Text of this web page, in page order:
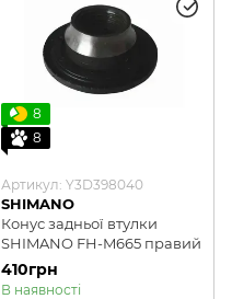
8
8
Артикул: Y3D398040
SHIMANO
Конус задньої втулки
SHIMANO FH-M665 правий
410грн
В наявності